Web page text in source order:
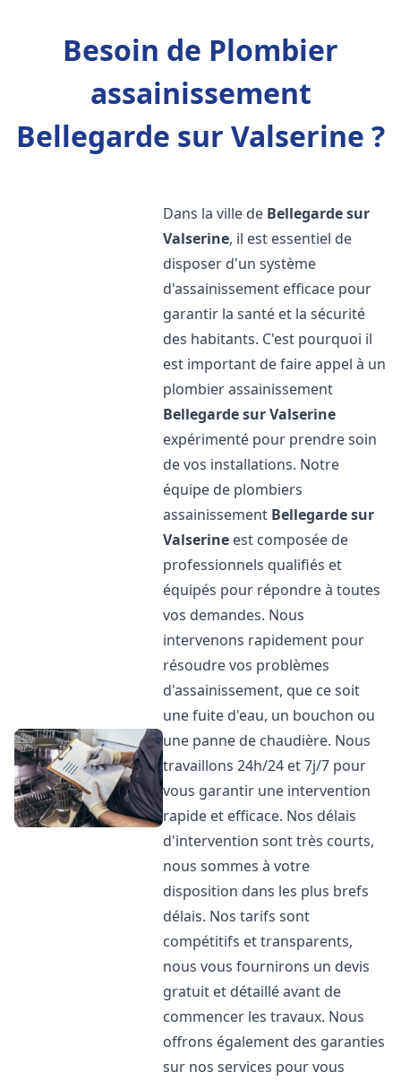
Besoin de Plombier
assainissement
Bellegarde sur Valserine ?
Dans la ville de Bellegarde sur
Valserine, il est essentiel de
disposer d'un système
d'assainissement efficace pour
garantir la santé et la sécurité
des habitants. C'est pourquoi il
est important de faire appel à un
plombier assainissement
Bellegarde sur Valserine
expérimenté pour prendre soin
de vos installations. Notre
équipe de plombiers
assainissement Bellegarde sur
Valserine est composée de
professionnels qualifiés et
équipés pour répondre à toutes
vos demandes. Nous
intervenons rapidement pour
résoudre vos problèmes
d'assainissement, que ce soit
une fuite d'eau, un bouchon ou
une panne de chaudière. Nous
travaillons 24h/24 et 7j/7 pour
vous garantir une intervention
rapide et efficace. Nos délais
d'intervention sont très courts,
nous sommes à votre
disposition dans les plus brefs
délais. Nos tarifs sont
compétitifs et transparents,
nous vous fournirons un devis
gratuit et détaillé avant de
commencer les travaux. Nous
offrons également des garanties
sur nos services pour vous